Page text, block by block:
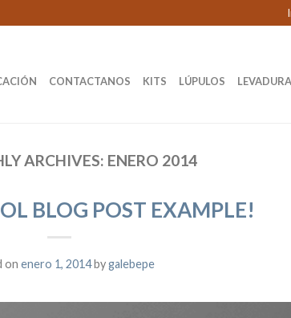
CONTACTANOS KITS LÚPULOS
ARCHIVES: ENERO 2014
BLOG POST EXAMPLE!
on enero 1, 2014bygalebepe